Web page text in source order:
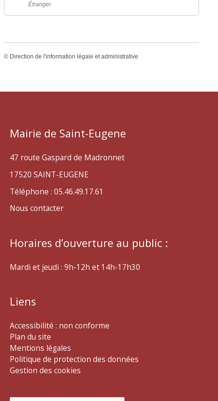
Étranger
© Direction de l'information légale et administrative
Mairie de Saint-Eugene
47 route Gaspard de Madronnet
17520 SAINT-EUGENE
Téléphone : 05.46.49.17.61
Nous contacter
Horaires d’ouverture au public :
Mardi et jeudi : 9h-12h et 14h-17h30
Liens
Accessibilité : non conforme
Plan du site
Mentions légales
Politique de protection des données
Gestion des cookies